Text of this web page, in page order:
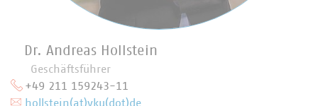
Dr. Andreas Hollstein
Geschäftsführer
+49 211 159243-11
hollstein(at)vku(dot)de